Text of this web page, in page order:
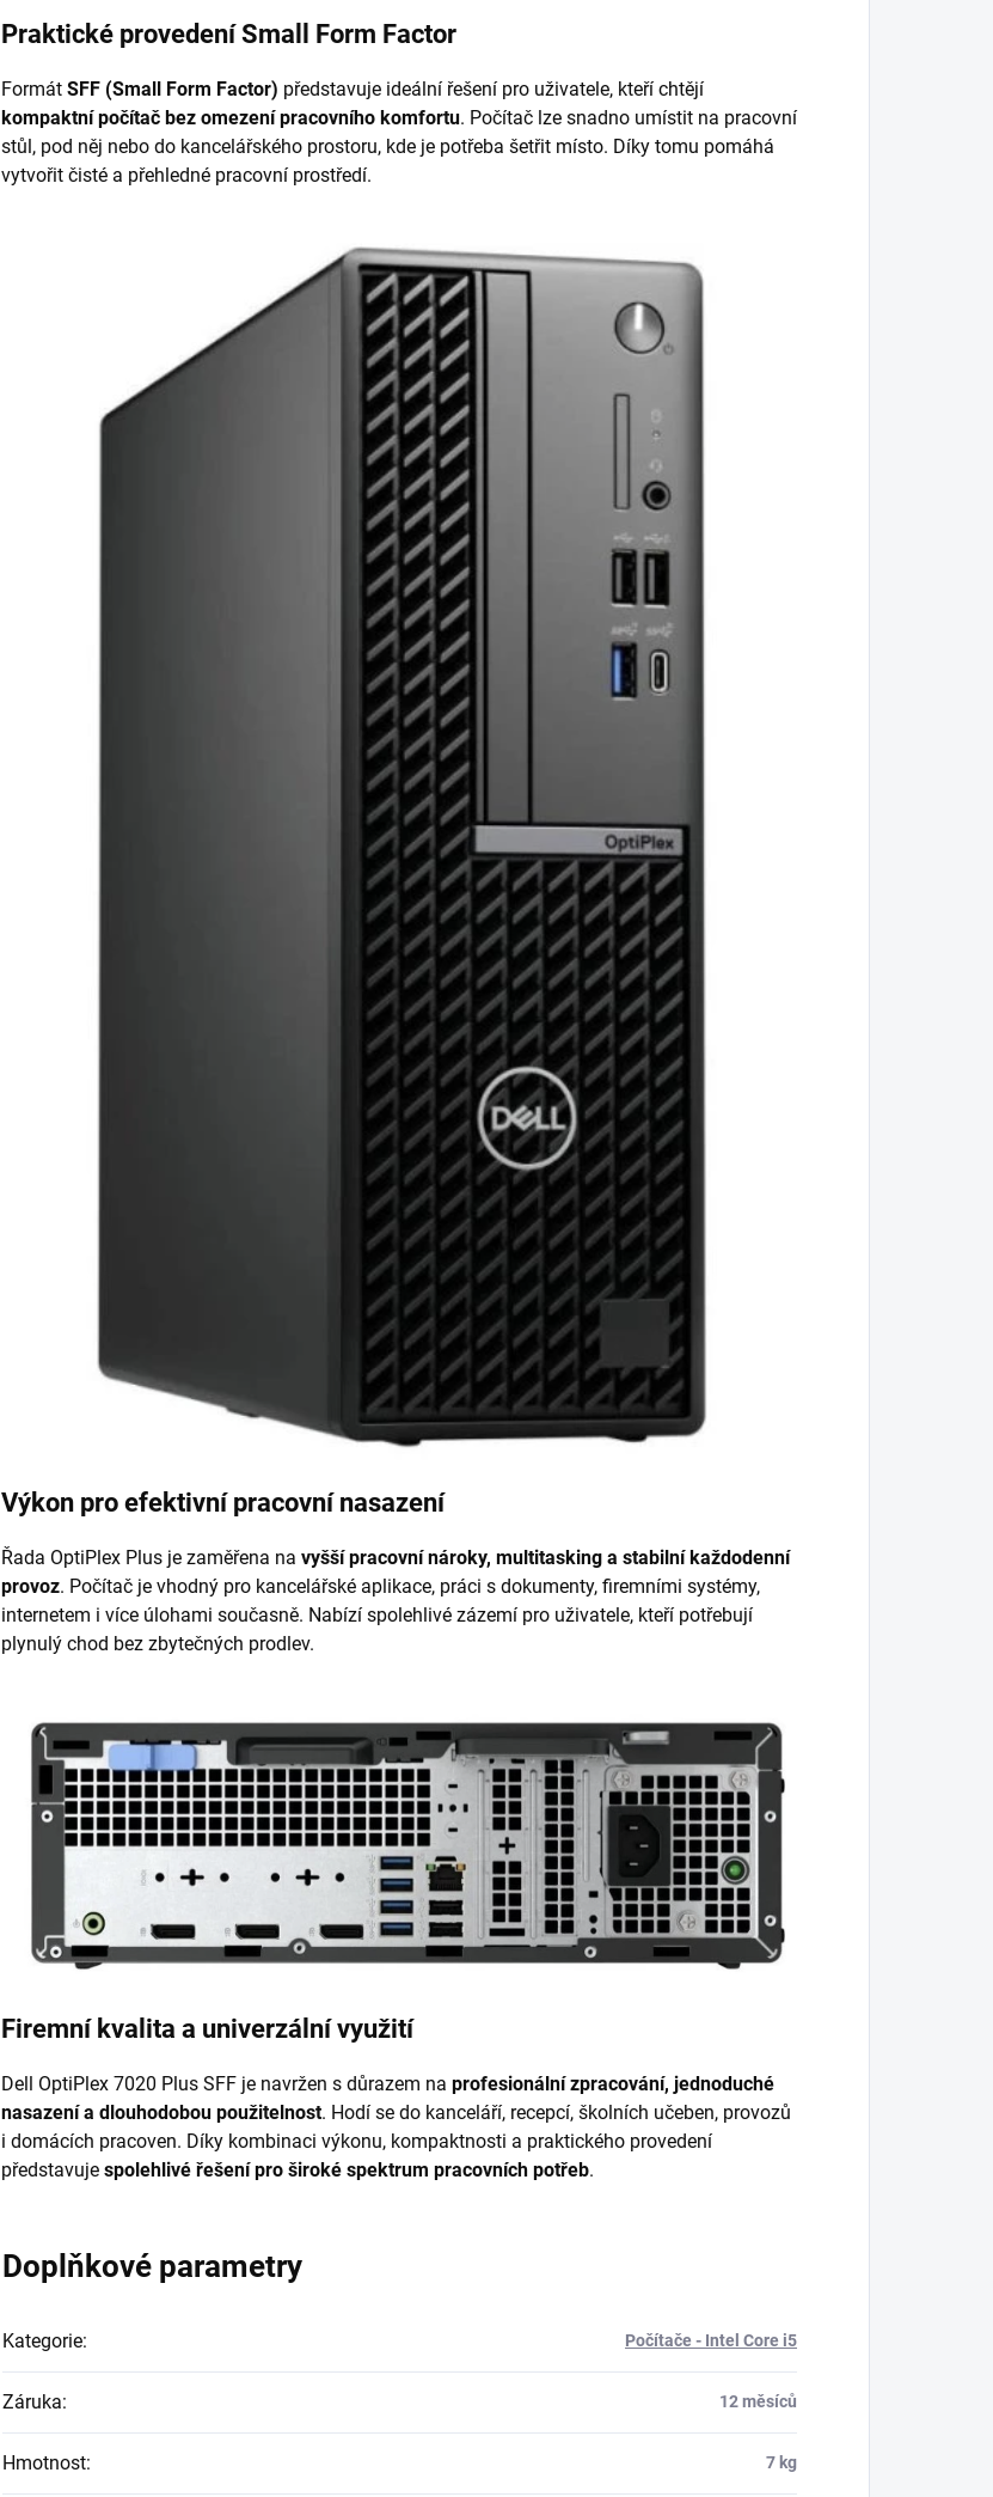
Praktické provedení Small Form Factor
Formát SFF (Small Form Factor) představuje ideální řešení pro uživatele, kteří chtějí
kompaktní počítač bez omezení pracovního komfortu. Počítač lze snadno umístit na pracovní
stůl, pod něj nebo do kancelářského prostoru, kde je potřeba šetřit místo. Díky tomu pomáhá
vytvořit čisté a přehledné pracovní prostředí.
Výkon pro efektivní pracovní nasazení
Řada OptiPlex Plus je zaměřena na vyšší pracovní nároky, multitasking a stabilní každodenní
provoz. Počítač je vhodný pro kancelářské aplikace, práci s dokumenty, firemními systémy,
internetem i více úlohami současně. Nabízí spolehlivé zázemí pro uživatele, kteří potřebují
plynulý chod bez zbytečných prodlev.
Firemní kvalita a univerzální využití
Dell OptiPlex 7020 Plus SFF je navržen s důrazem na profesionální zpracování, jednoduché
nasazení a dlouhodobou použitelnost. Hodí se do kanceláří, recepcí, školních učeben, provozů
i domácích pracoven. Díky kombinaci výkonu, kompaktnosti a praktického provedení
představuje spolehlivé řešení pro široké spektrum pracovních potřeb.
Doplňkové parametry
Kategorie: Počítače - Intel Core i5
Záruka: 12 měsíců
Hmotnost: 7 kg